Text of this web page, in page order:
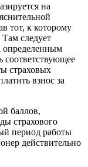
на
тот, к которому
следует
определенным
соответствующее
страховых
взнос за
баллов,
страхового
период работы
действительно